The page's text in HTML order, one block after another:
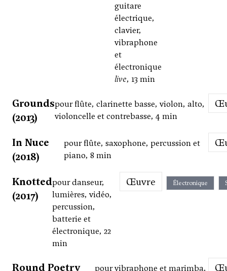
guitare
électrique,
clavier,
vibraphone
et
électronique
live, 13 min
Grounds
(2013)
pour flûte, clarinette basse, violon, alto,
violoncelle et contrebasse, 4 min
In Nuce
(2018)
pour flûte, saxophone, percussion et
piano, 8 min
Knotted
(2017)
pour danseur,
lumières, vidéo,
percussion,
batterie et
électronique, 22
min
Œuvre Électronique
Round Poetry
pour vibraphone et marimba,